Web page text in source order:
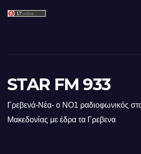
STAR FM 933
Γρεβενά-Νέα- ο ΝΟ1 ραδιοφωνικός
Μακεδονίας με έδρα τα Γρεβενα